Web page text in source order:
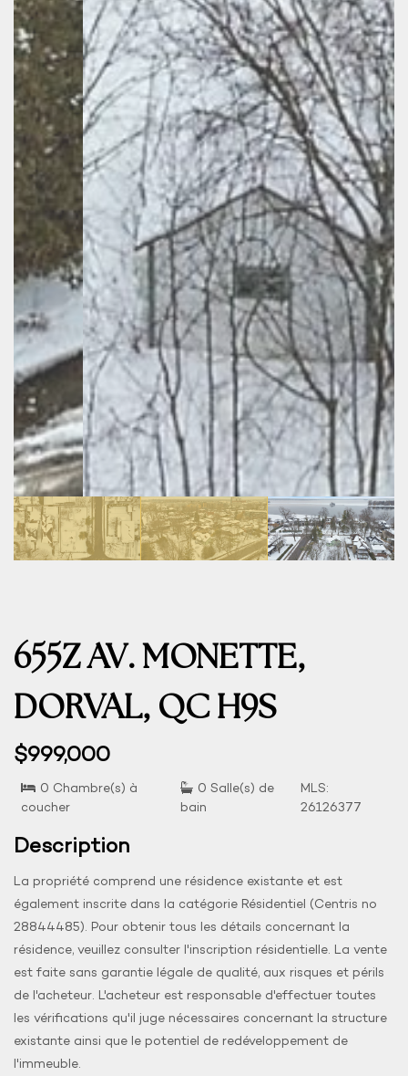
655Z AV. MONETTE,
DORVAL, QC H9S
$999,000
0 Chambre(s) à
coucher
0 Salle(s) de
bain
MLS:
26126377
Description
La propriété comprend une résidence existante et est
également inscrite dans la catégorie Résidentiel (Centris no
28844485). Pour obtenir tous les détails concernant la
résidence, veuillez consulter l'inscription résidentielle. La vente
est faite sans garantie légale de qualité, aux risques et périls
de l'acheteur. L'acheteur est responsable d'effectuer toutes
les vérifications qu'il juge nécessaires concernant la structure
existante ainsi que le potentiel de redéveloppement de
l'immeuble.